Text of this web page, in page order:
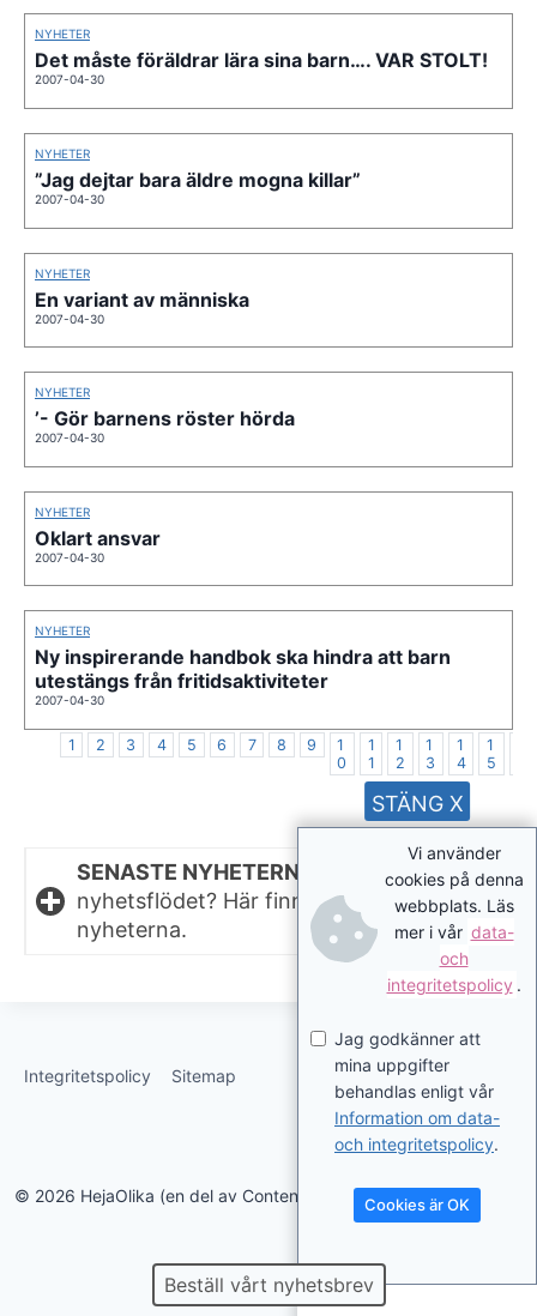
NYHETER
Det måste föräldrar lära sina barn…. VAR STOLT!
2007-04-30
NYHETER
”Jag dejtar bara äldre mogna killar”
2007-04-30
NYHETER
En variant av människa
2007-04-30
NYHETER
’- Gör barnens röster hörda
2007-04-30
NYHETER
Oklart ansvar
2007-04-30
NYHETER
Ny inspirerande handbok ska hindra att barn
utestängs från fritidsaktiviteter
2007-04-30
1 2 3 4 5 6 7 8 9
1
0
1
1
1
2
1
3
1
4
1
5
SENASTE NYHETERNA.
Missat något i
nyhetsflödet? Här finns de senaste
nyheterna.
Integritetspolicy Sitemap
© 2026 HejaOlika (en del av Contentverkstan.se)
Beställ vårt nyhetsbrev
Vi använder
cookies på denna
webbplats. Läs
mer i vår data-
och
integritetspolicy .
Jag godkänner att
mina uppgifter
behandlas enligt vår
Information om data-
och integritetspolicy.
Cookies är OK
STÄNG X